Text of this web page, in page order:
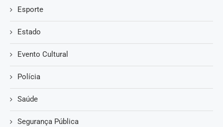
Esporte
Estado
Evento Cultural
Polícia
Saúde
Segurança Pública